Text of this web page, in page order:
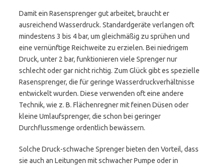
Damit ein Rasensprenger gut arbeitet, braucht er
ausreichend Wasserdruck. Standardgeräte verlangen oft
mindestens 3 bis 4 bar, um gleichmäßig zu sprühen und
eine vernünftige Reichweite zu erzielen. Bei niedrigem
Druck, unter 2 bar, funktionieren viele Sprenger nur
schlecht oder gar nicht richtig. Zum Glück gibt es spezielle
Rasensprenger, die für geringe Wasserdruckverhältnisse
entwickelt wurden. Diese verwenden oft eine andere
Technik, wie z. B. Flächenregner mit feinen Düsen oder
kleine Umlaufsprenger, die schon bei geringer
Durchflussmenge ordentlich bewässern.
Solche Druck-schwache Sprenger bieten den Vorteil, dass
sie auch an Leitungen mit schwacher Pumpe oder in